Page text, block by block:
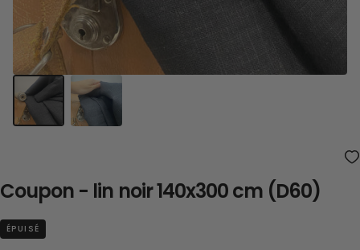
Coupon - lin noir 140x300 cm (D60)
ÉPUISÉ